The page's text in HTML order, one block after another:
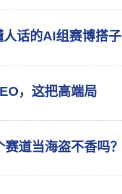
话的AI组赛博搭子
，这把高端局
道当海盗不香吗？